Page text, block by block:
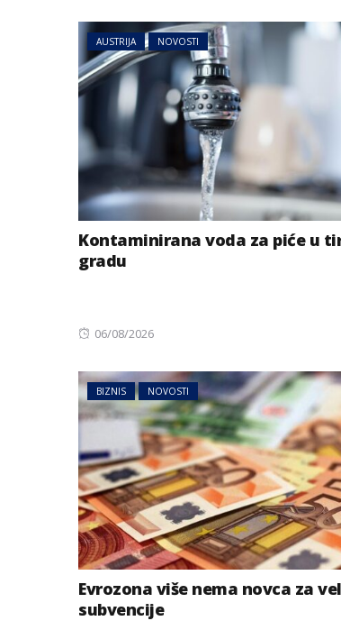
AUSTRIJA NOVOSTI
Kontaminirana voda za piće u
gradu
Posted
06/08/2026
BIZNIS NOVOSTI
Evrozona više nema novca za
subvencije